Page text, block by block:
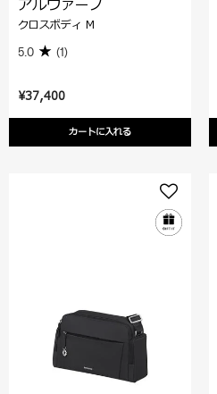
¥37,400
カートに入れる
アルヴァーノ
クロスボディ M
5.0 (1)